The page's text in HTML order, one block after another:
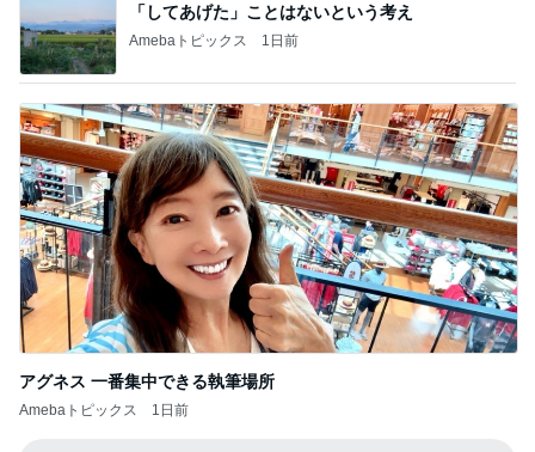
「してあげた」ことはないという考え
Amebaトピックス 1日前
アグネス 一番集中できる執筆場所
Amebaトピックス 1日前